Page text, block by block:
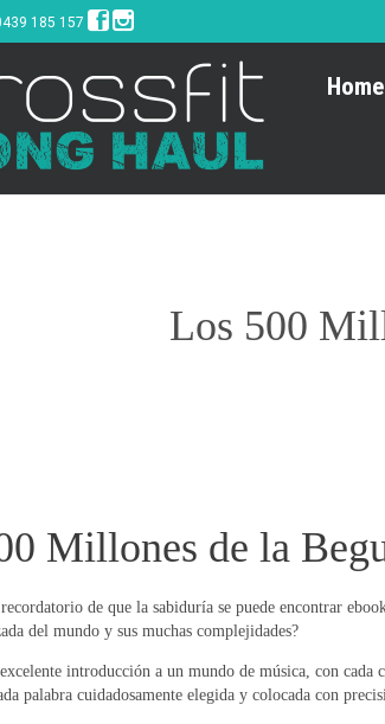
185 157 
Home
Los 500
Millones de la
de que la sabiduría se puede encontrar
del mundo y sus muchas complejidades?
introducción a un mundo de música, con cada
palabra cuidadosamente elegida y colocada con